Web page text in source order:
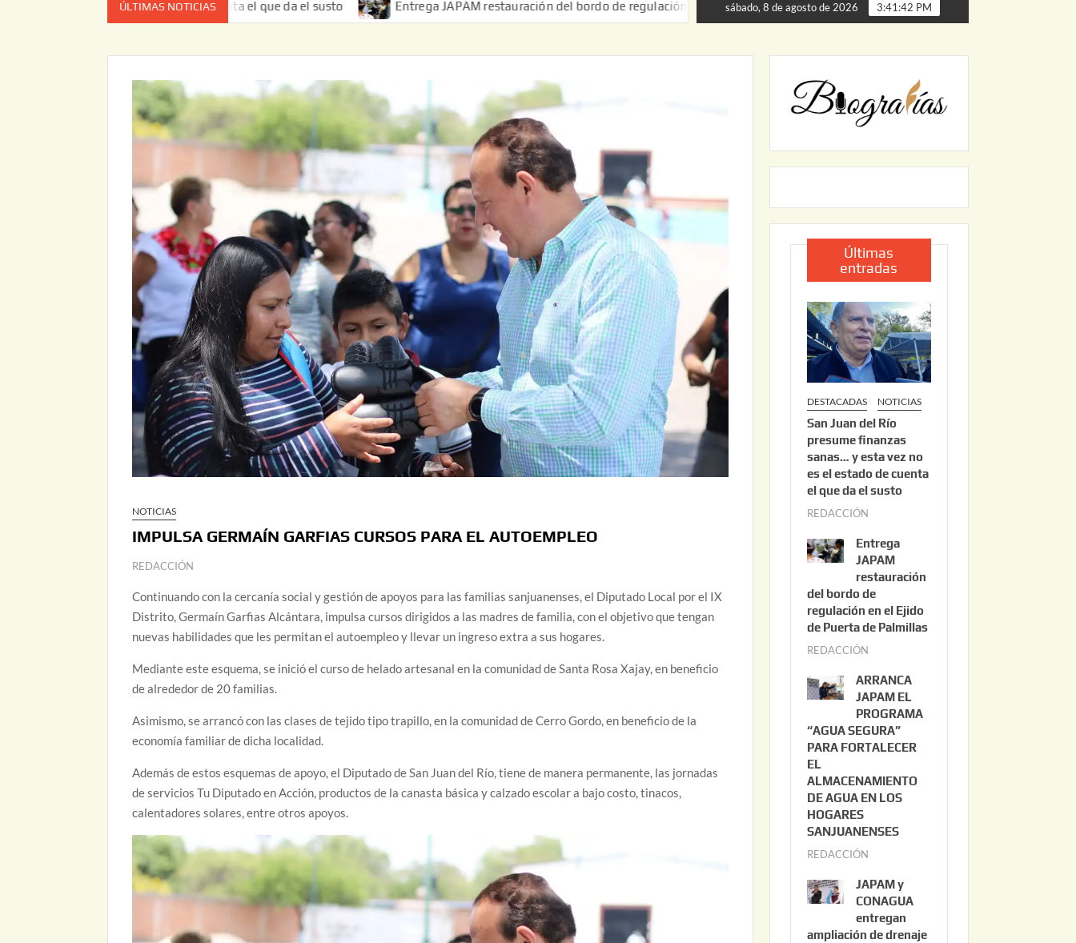
ÚLTIMAS NOTICIAS
no es el estado de cuenta el que da el susto Entrega JAPAM restauración del bordo de regulación en el Ejido de Puerta de Palmillas ARRANCA JAPAM EL PROGRAMA “AGUA
sábado, 8 de agosto de 2026 3:41:43 PM
NOTICIAS
IMPULSA GERMAÍN GARFIAS CURSOS PARA EL AUTOEMPLEO
REDACCIÓN
Continuando con la cercanía social y gestión de apoyos para las familias sanjuanenses, el Diputado Local por el IX
Distrito, Germaín Garfias Alcántara, impulsa cursos dirigidos a las madres de familia, con el objetivo que tengan
nuevas habilidades que les permitan el autoempleo y llevar un ingreso extra a sus hogares.
Mediante este esquema, se inició el curso de helado artesanal en la comunidad de Santa Rosa Xajay, en beneficio
de alrededor de 20 familias.
Asimismo, se arrancó con las clases de tejido tipo trapillo, en la comunidad de Cerro Gordo, en beneficio de la
economía familiar de dicha localidad.
Además de estos esquemas de apoyo, el Diputado de San Juan del Río, tiene de manera permanente, las jornadas
de servicios Tu Diputado en Acción, productos de la canasta básica y calzado escolar a bajo costo, tinacos,
calentadores solares, entre otros apoyos.
Últimas
entradas
DESTACADAS NOTICIAS
San Juan del Río
presume finanzas
sanas… y esta vez no
es el estado de cuenta
el que da el susto
REDACCIÓN
o
s
t
o
3
2
0
2
6
Entrega
JAPAM
restauración
del bordo de
regulación en el Ejido
de Puerta de Palmillas
REDACCIÓN
l
i
o
2
0
ARRANCA
JAPAM EL
PROGRAMA
“AGUA SEGURA”
PARA FORTALECER
EL
ALMACENAMIENTO
DE AGUA EN LOS
HOGARES
SANJUANENSES
REDACCIÓN
l
i
o
JAPAM y
CONAGUA
entregan
ampliación de drenaje